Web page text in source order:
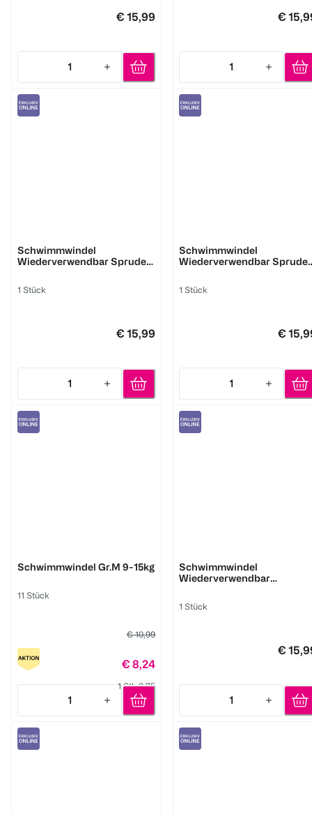
€ 15,99
1
Quantity: 1
€
1
Quantity: 1
Schwimmwindel
Wiederverwendbar Sprudeln
1 Stück
€ 15,99
1
Quantity: 1
Schwimmwindel
Wiederverwendbar
1 Stück
€
1
Quantity: 1
Schwimmwindel Gr.M 9-15kg
11 Stück
€ 10,99
€ 8,24
1 Stk 0,75
1
Quantity: 1
Schwimmwindel
Wiederverwendbar
1 Stück
€
1
Quantity: 1